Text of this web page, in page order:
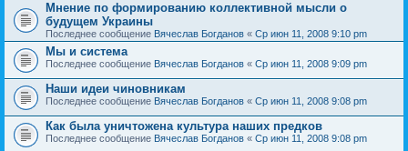
Мнение по формированию коллективной мысли о
будущем Украины
Последнее сообщение Вячеслав Богданов « Ср июн 11, 2008 9:10 pm
Мы и система
Последнее сообщение Вячеслав Богданов « Ср июн 11, 2008 9:09 pm
Наши идеи чиновникам
Последнее сообщение Вячеслав Богданов « Ср июн 11, 2008 9:08 pm
Как была уничтожена культура наших предков
Последнее сообщение Вячеслав Богданов « Ср июн 11, 2008 9:08 pm